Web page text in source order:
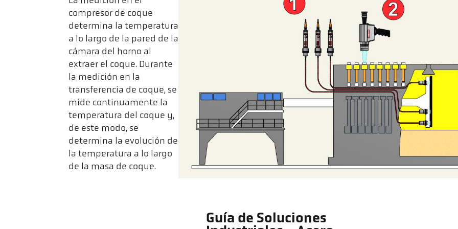
compresor de coque
determina la temperatura
a lo largo de la pared de la
cámara del horno al
extraer el coque. Durante
la medición en la
transferencia de coque, se
mide continuamente la
temperatura del coque y,
de este modo, se
determina la evolución de
la temperatura a lo largo
de la masa de coque.
Guía de Soluciones